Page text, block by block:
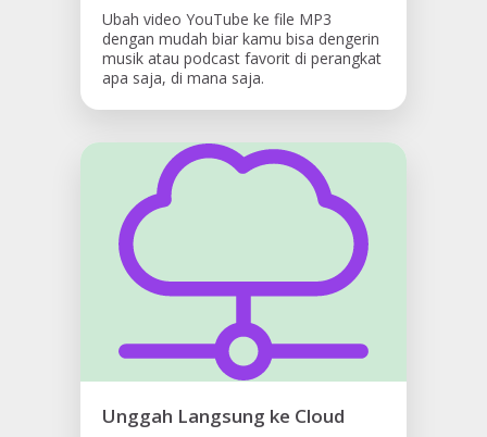
Ubah video YouTube ke file MP3
dengan mudah biar kamu bisa dengerin
musik atau podcast favorit di perangkat
apa saja, di mana saja.
Unggah Langsung ke Cloud